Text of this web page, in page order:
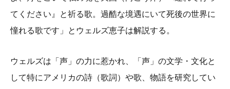
てください』と祈る歌。過酷な境遇にいて死後の世界に
憧れる歌です」とウェルズ恵子は解説する。
ウェルズは「声」の力に惹かれ、「声」の文学・文化と
して特にアメリカの詩（歌詞）や歌、物語を研究してい